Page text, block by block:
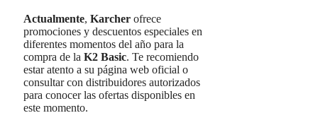
Actualmente, Karcher ofrece
promociones y descuentos especiales en
diferentes momentos del año para la
compra de la K2 Basic. Te recomiendo
estar atento a su página web oficial o
consultar con distribuidores autorizados
para conocer las ofertas disponibles en
este momento.